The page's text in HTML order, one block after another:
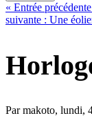
« Entrée
suivante : Une
Par makoto, lundi,